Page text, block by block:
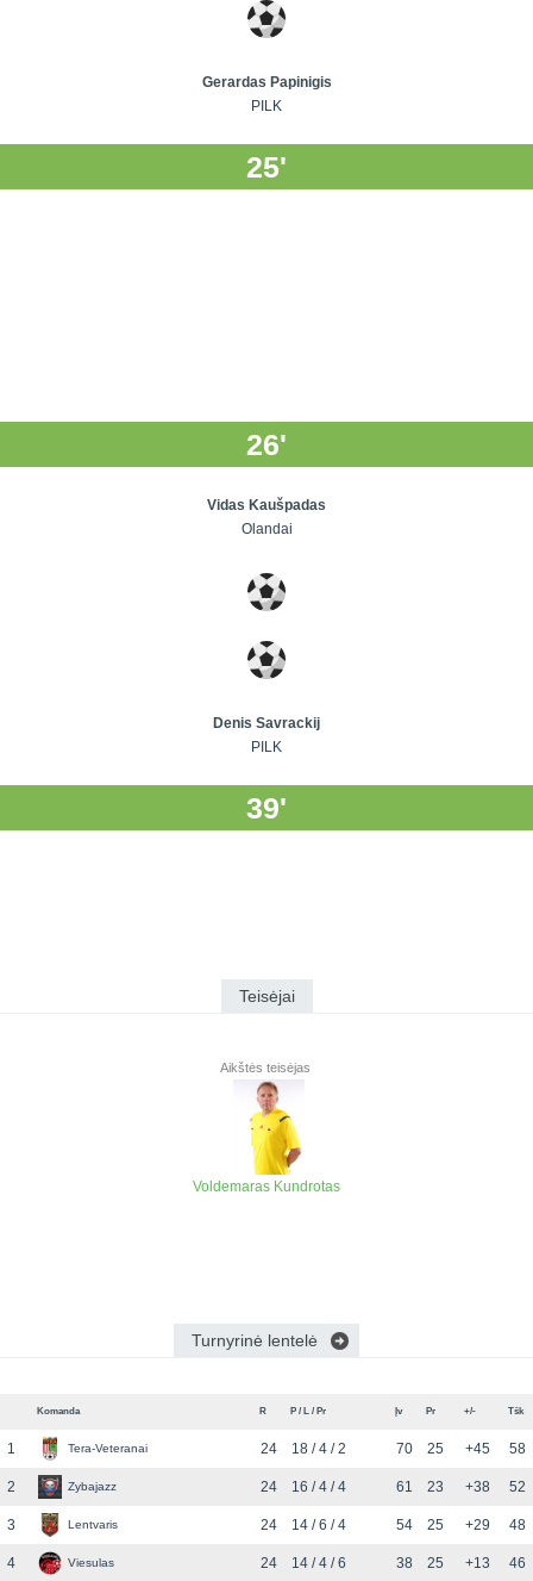
Gerardas Papinigis
PILK
25'
26'
Vidas Kaušpadas
Olandai
Denis Savrackij
PILK
39'
Teisėjai
Aikštės teisėjas
Voldemaras Kundrotas
Turnyrinė lentelė
Komanda R P / L / Pr Įv Pr +/- Tšk
1 Tera-Veteranai 24 18 / 4 / 2 70 25 +45 58
2 Zybajazz 24 16 / 4 / 4 61 23 +38 52
3 Lentvaris 24 14 / 6 / 4 54 25 +29 48
4 Viesulas 24 14 / 4 / 6 38 25 +13 46